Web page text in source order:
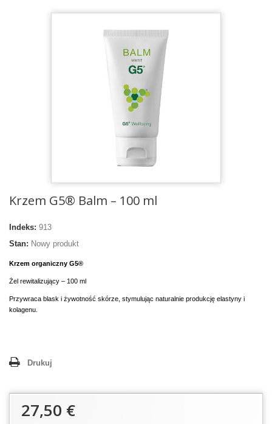
Krzem G5® Balm – 100 ml
Indeks: 913
Stan: Nowy produkt
Krzem organiczny G5®
Żel rewitalizujący – 100 ml
Przywraca blask i żywotność skórze, stymulując naturalnie produkcję elastyny i
kolagenu.
Drukuj
27,50 €